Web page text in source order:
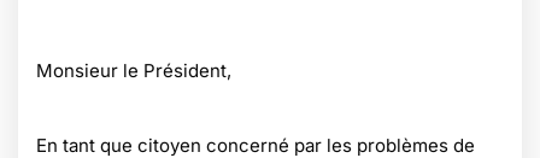
Monsieur le Président,
En tant que citoyen concerné par les problèmes de